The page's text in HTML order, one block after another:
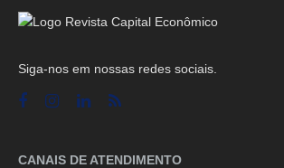
Siga-nos em nossas redes sociais.
CANAIS DE ATENDIMENTO